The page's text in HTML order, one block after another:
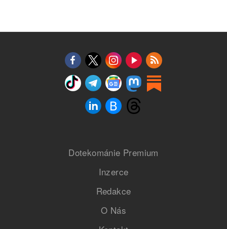
Dotekománie Premium
Inzerce
Redakce
O Nás